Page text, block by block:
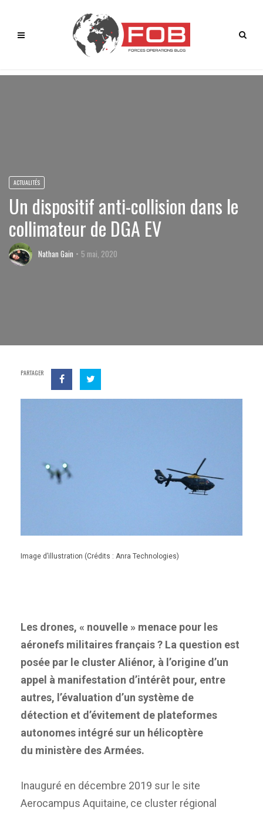
ACTUALITÉS
Un dispositif anti-collision dans le
collimateur de DGA EV
Nathan Gain 5 mai, 2020
PARTAGER
Image d’illustration (Crédits : Anra Technologies)
Les drones, « nouvelle » menace pour les
aéronefs militaires français ? La question est
posée par le cluster Aliénor, à l’origine d’un
appel à manifestation d’intérêt pour, entre
autres, l’évaluation d’un système de
détection et d’évitement de plateformes
autonomes intégré sur un hélicoptère
du ministère des Armées.
Inauguré en décembre 2019 sur le site
Aerocampus Aquitaine, ce cluster régional